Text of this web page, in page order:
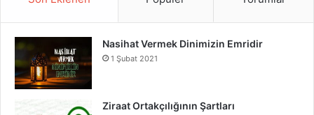
b
o
u
e
a
r
Nasihat Vermek Dinimizin Emridir
1 Şubat 2021
Ziraat Ortakçılığının Şartları